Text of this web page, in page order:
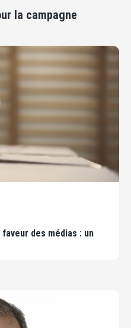
la campagne
des médias : un